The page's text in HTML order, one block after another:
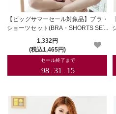
【ビッグサマーセール対象品】ブラ・
ショーツセット(BRA・SHORTS SET)
1,332円
(税込1,465円)